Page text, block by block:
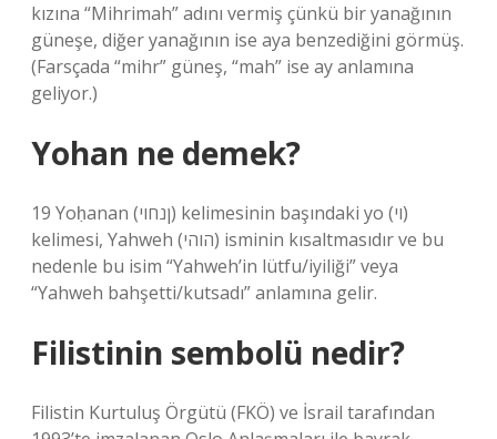
kızına “Mihrimah” adını vermiş çünkü bir yanağının
güneşe, diğer yanağının ise aya benzediğini görmüş.
(Farsçada “mihr” güneş, “mah” ise ay anlamına
geliyor.)
Yohan ne demek?
19 Yoḥanan (ןנחוי) kelimesinin başındaki yo (וי)
kelimesi, Yahweh (הוהי) isminin kısaltmasıdır ve bu
nedenle bu isim “Yahweh’in lütfu/iyiliği” veya
“Yahweh bahşetti/kutsadı” anlamına gelir.
Filistinin sembolü nedir?
Filistin Kurtuluş Örgütü (FKÖ) ve İsrail tarafından